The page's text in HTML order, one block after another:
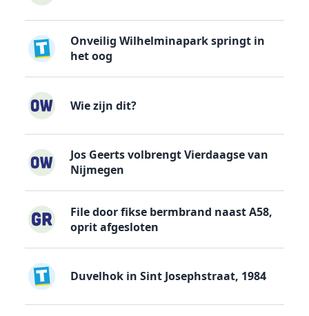
Onveilig Wilhelminapark springt in
het oog
Wie zijn dit?
Jos Geerts volbrengt Vierdaagse van
Nijmegen
File door fikse bermbrand naast A58,
oprit afgesloten
Duvelhok in Sint Josephstraat, 1984